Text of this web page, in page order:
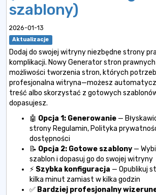
szablony)
2026-01-13
Aktualizacje
Dodaj do swojej witryny niezbędne strony
komplikacji. Nowy Generator stron
możliwości tworzenia stron, których
profesjonalna witryna—możesz
treść albo skorzystać z gotowych
dopasujesz.
🤖 Opcja 1: Generowanie —
strony Regulamin, Polityka
dostępności
📝 Opcja 2: Gotowe szablony —
szablon i dopasuj go do swojej witryny
⚡ Szybka konfiguracja — Opublikuj
kilka minut zamiast w kilka godzin
✅ Bardziej profesjonalny